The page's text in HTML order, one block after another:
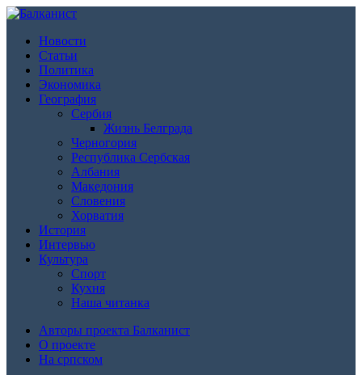
Новости
Статьи
Политика
Экономика
География
Сербия
Жизнь Белграда
Черногория
Республика Сербская
Албания
Македония
Словения
Хорватия
История
Интервью
Культура
Спорт
Кухня
Наша читанка
Авторы проекта Балканист
О проекте
На српском